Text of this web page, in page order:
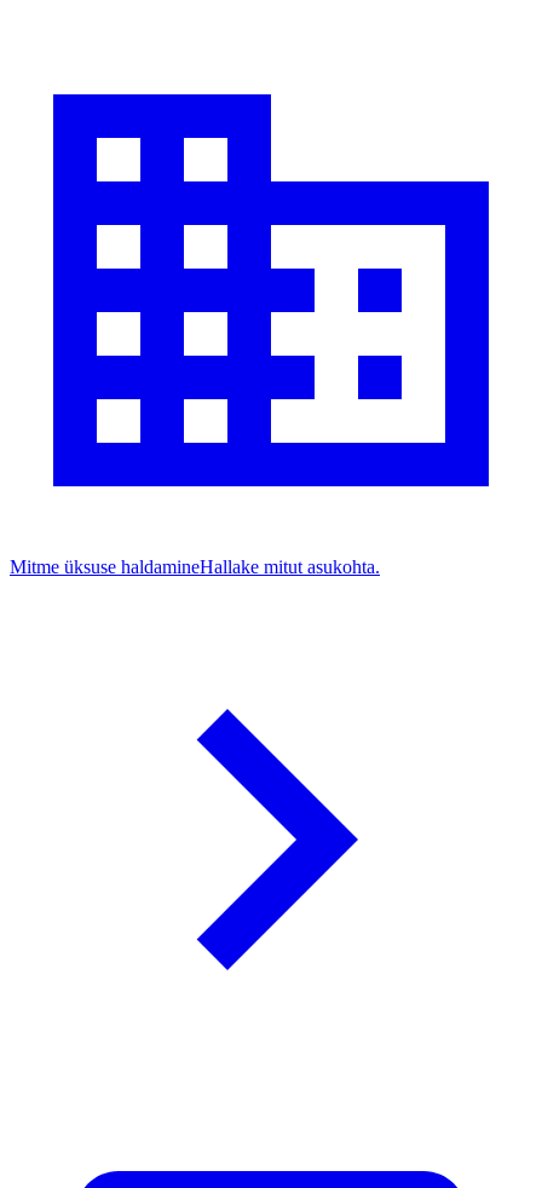
Mitme üksuse haldamineHallake mitut asukohta.